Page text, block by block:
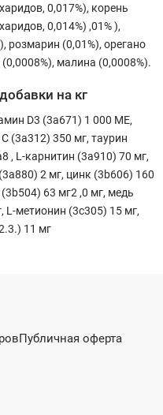
0,017%), корень
0,014%) ,01% ),
розмарин (0,01%), орегано
малина (0,0008%).
на кг
D3 (3a671) 1 000 МЕ,
(3a312) 350 мг, таурин
, L-карнитин (3a910) 70 мг,
2 мг, цинк (3b606) 160
63 мг2 ,0 мг, медь
L-метионин (3c305) 15 мг,
11 мг
Публичная оферта